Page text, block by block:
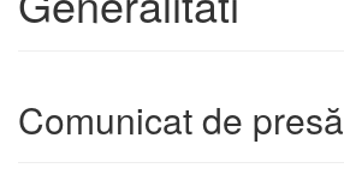
Comunicat de presă